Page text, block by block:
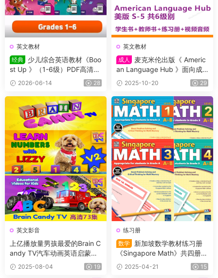
英文教材
经典
少儿综合英语教材《Boo
st Up 》（1-6级）PDF高清原
版教材，学生书+课本答案试
题+音频等，适合7-16岁学生
2026-06-14 28
英文教材
成人
麦克米伦出版《 Americ
an Language Hub 》面向成
人的六级别通用英语教材，CE
FR等级横跨A1 – C1，学生书
+教师书+练习册+视频音频
2025-10-20 29
英文影音
上亿播放量男孩最爱的Brain C
andy TV汽车动画英语启蒙，
全73集，1080P高清视频带英
文字幕
2025-08-04 19
练习册
数学
新加坡数学教材练习册
《Singapore Math》共四册
（L1-L4）适合小学2~5年级的
学生
2025-04-21 15